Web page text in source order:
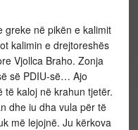
greke në pikën e kalimit
kalimin e drejtoreshës
Vjollca Braho. Zonja
së PDIU-së… Ajo
kaloj në krahun tjetër.
dhe iu dha vula për të
më lejojnë. Ju kërkova